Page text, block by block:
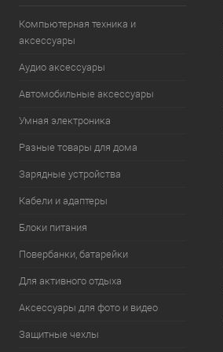
Компьютерная техника и
аксессуары
Аудио аксессуары
Автомобильные аксессуары
Умная электроника
Разные товары для дома
Зарядные устройства
Кабели и адаптеры
Блоки питания
Повербанки, батарейки
Для активного отдыха
Аксессуары для фото и видео
Защитные чехлы